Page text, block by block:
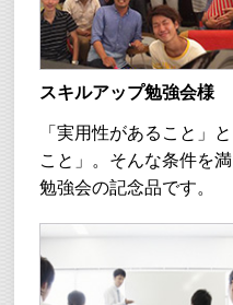
スキルアップ勉強会様
「実用性があること」
こと」。そんな条件を
勉強会の記念品です。